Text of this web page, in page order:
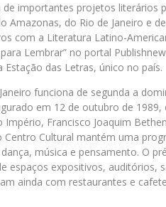
de importantes projetos literários
do Rio de Janeiro e
com a Literatura Latino-
Lembrar” no portal
das Letras, único no país.
funciona de segunda a
em 12 de outubro de 1989,
Francisco Joaquim
Cultural mantém uma
música e pensamento. O
espaços expositivos, auditórios,
ainda com restaurantes e